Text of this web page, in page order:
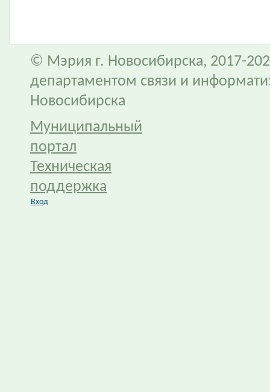
© Мэрия г. Новосибирска, 2017-
департаментом связи и
Новосибирска
Муниципальный
портал
Техническая
поддержка
Вход